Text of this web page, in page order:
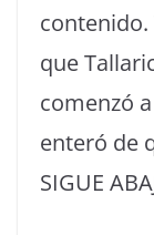
que
comenzó
enteró de
SIGUE